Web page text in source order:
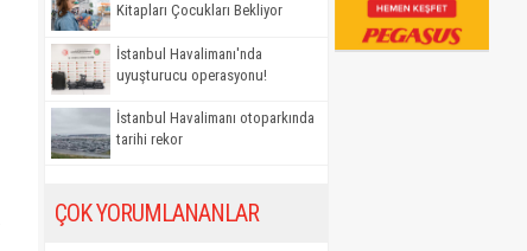
Kitapları Çocukları Bekliyor
İstanbul Havalimanı'nda
uyuşturucu operasyonu!
İstanbul Havalimanı otoparkında
tarihi rekor
ÇOK YORUMLANANLAR